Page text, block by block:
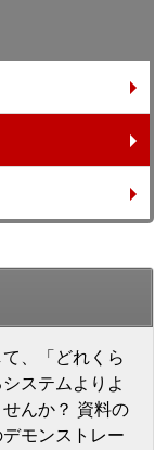
、「どれくら
ステムよりよ
んか？ 資料の
モンストレー